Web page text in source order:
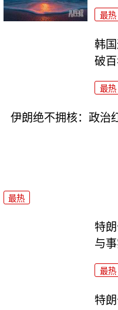
最热
韩
破
最热
伊朗绝不拥核：政治
最热
特
与
最热
特